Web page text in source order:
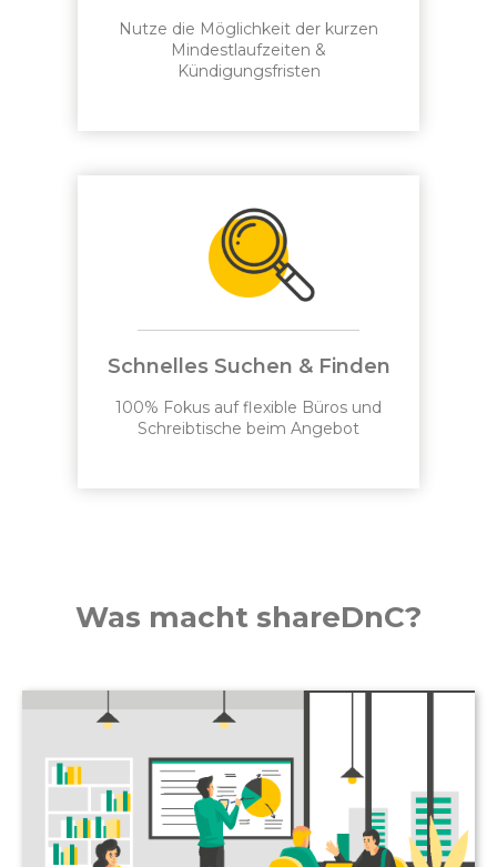
Nutze die Möglichkeit der kurzen
Mindestlaufzeiten &
Kündigungsfristen
Schnelles Suchen & Finden
100% Fokus auf flexible Büros und
Schreibtische beim Angebot
Was macht shareDnC?